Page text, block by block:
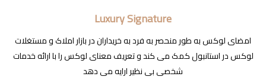
Luxury Signature
امضای لوکس به طور منحصر به فرد به خریداران در بازار املاک و مستغلات
لوکس در استانبول کمک می کند و تعریف معنای لوکس را با ارائه خدمات
شخصی بی نظیر ارایه می دهد